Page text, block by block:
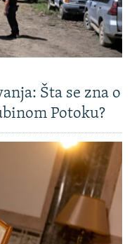
Šta se zna o
Potoku?